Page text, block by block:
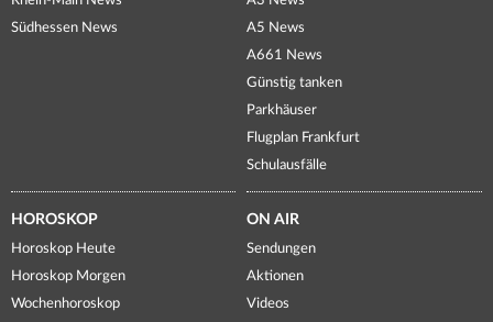
Südhessen News
A5 News
A661 News
Günstig tanken
Parkhäuser
Flugplan Frankfurt
Schulausfälle
HOROSKOP
Horoskop Heute
Horoskop Morgen
Wochenhoroskop
ON AIR
Sendungen
Aktionen
Videos